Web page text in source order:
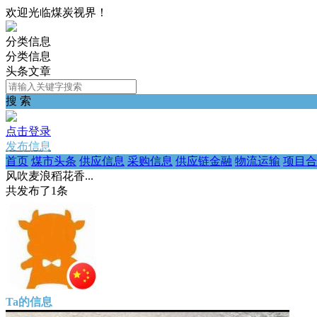
欢迎光临煤炭视界！
分类信息
分类信息
头条文章
搜 索
点击登录
发布信息
首页 煤市头条 供应信息 采购信息 供应链金融 物流运输 项目
风吹麦浪稻花香...
共发布了1条
Ta的信息